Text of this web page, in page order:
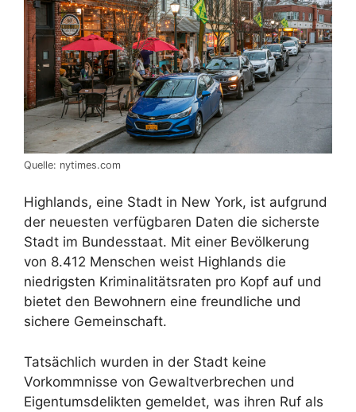
Quelle: nytimes.com
Highlands, eine Stadt in New York, ist aufgrund
der neuesten verfügbaren Daten die sicherste
Stadt im Bundesstaat. Mit einer Bevölkerung
von 8.412 Menschen weist Highlands die
niedrigsten Kriminalitätsraten pro Kopf auf und
bietet den Bewohnern eine freundliche und
sichere Gemeinschaft.
Tatsächlich wurden in der Stadt keine
Vorkommnisse von Gewaltverbrechen und
Eigentumsdelikten gemeldet, was ihren Ruf als